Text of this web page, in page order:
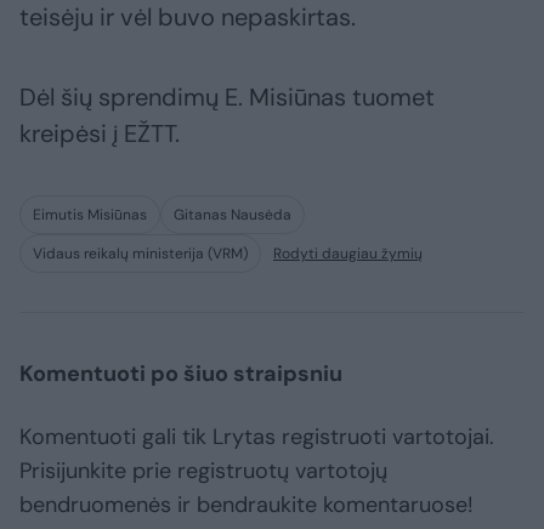
teisėju ir vėl buvo nepaskirtas.
Dėl šių sprendimų E. Misiūnas tuomet
kreipėsi į EŽTT.
Eimutis Misiūnas
Gitanas Nausėda
Vidaus reikalų ministerija (VRM)
Rodyti daugiau žymių
Komentuoti po šiuo straipsniu
Komentuoti gali tik Lrytas registruoti vartotojai.
Prisijunkite prie registruotų vartotojų
bendruomenės ir bendraukite komentaruose!